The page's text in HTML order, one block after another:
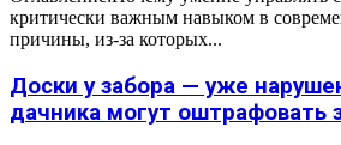
критически важным навыком в
причины, из-за которых...
Доски у забора — уже
дачника могут оштрафовать